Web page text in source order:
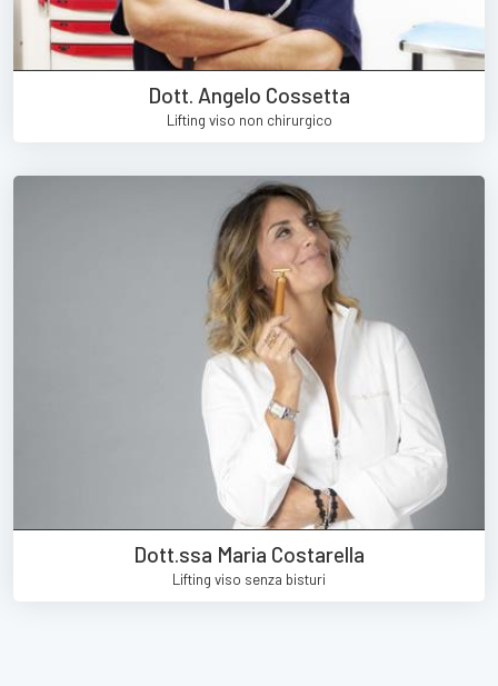
Dott. Angelo Cossetta
Lifting viso non chirurgico
Dott.ssa Maria Costarella
Lifting viso senza bisturi